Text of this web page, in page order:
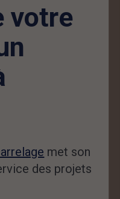
votre
met son
des projets